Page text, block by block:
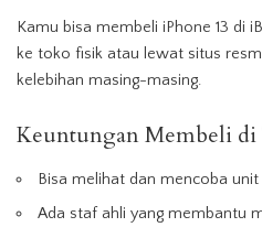
Kamu bisa membeli iPhone 13 di
ke toko fisik atau lewat situs
kelebihan masing-masing.
Keuntungan Membeli
Bisa melihat dan mencoba
Ada staf ahli yang membantu